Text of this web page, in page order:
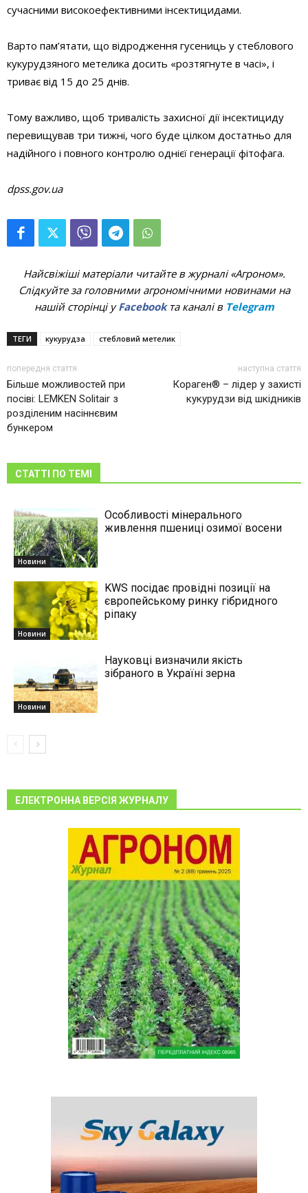
сучасними високоефективними інсектицидами.
Варто пам’ятати, що відродження гусениць у стеблового
кукурудзяного метелика досить «розтягнуте в часі», і
триває від 15 до 25 днів.
Тому важливо, щоб тривалість захисної дії інсектициду
перевищував три тижні, чого буде цілком достатньо для
надійного і повного контролю однієї генерації фітофага.
dpss.gov.ua
Найсвіжіші матеріали читайте в журналі «Агроном».
Слідкуйте за головними агрономічними новинами на
нашій сторінці уFacebookта каналі в Telegram
ТЕГИ кукурудза стебловий метелик
попередня стаття
Більше можливостей при
посіві: LEMKEN Solitair з
розділеним насіннєвим
бункером
наступна стаття
Кораген® – лідер у захисті
кукурудзи від шкідників
СТАТТІ ПО ТЕМІ
Новини
Особливості мінерального
живлення пшениці озимої восени
Новини
KWS посідає провідні позиції на
європейському ринку гібридного
ріпаку
Новини
Науковці визначили якість
зібраного в Україні зерна
ЕЛЕКТРОННА ВЕРСІЯ ЖУРНАЛУ